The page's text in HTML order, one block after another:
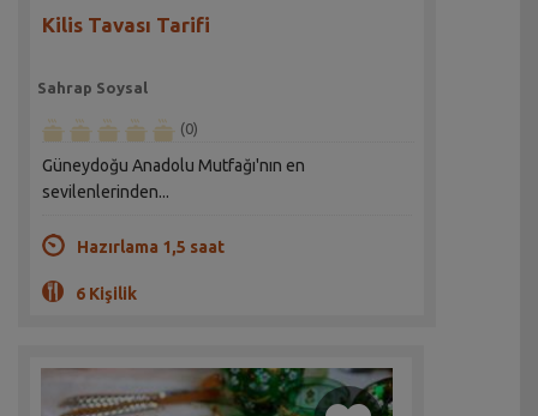
Kilis Tavası Tarifi
Sahrap Soysal
(0)
Güneydoğu Anadolu Mutfağı'nın en
sevilenlerinden...
Hazırlama 1,5 saat
6 Kişilik